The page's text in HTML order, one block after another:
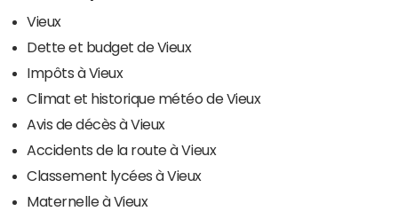
Vieux
Dette et budget de Vieux
Impôts à Vieux
Climat et historique météo de Vieux
Avis de décès à Vieux
Accidents de la route à Vieux
Classement lycées à Vieux
Maternelle à Vieux